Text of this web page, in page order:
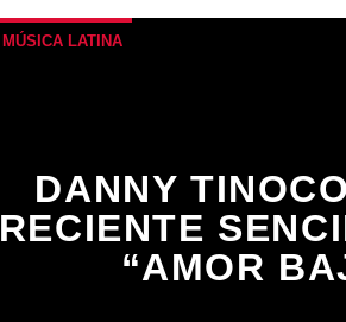
MÚSICA LATINA
DANNY
RECIENTE
“AMOR